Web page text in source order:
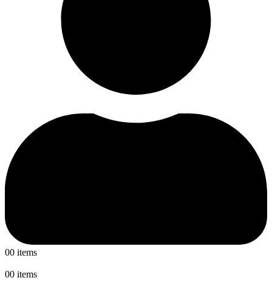
00 items
00 items